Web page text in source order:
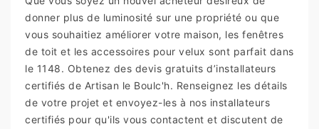
donner plus de luminosité sur une propriété ou que
vous souhaitiez améliorer votre maison, les fenêtres
de toit et les accessoires pour velux sont parfait dans
le 1148. Obtenez des devis gratuits d’installateurs
certifiés de Artisan le Boulc'h. Renseignez les détails
de votre projet et envoyez-les à nos installateurs
certifiés pour qu'ils vous contactent et discutent de